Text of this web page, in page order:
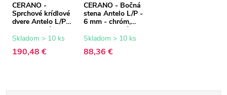
CERANO -
Sprchové krídlové
dvere Antelo L/P -
6 mm - chróm,
transparentné
Skladom > 10 ks
190,48 €
CERANO - Bočná
stena Antelo L/P -
6 mm - chróm,
transparentné
sklo - 40x190 cm
Skladom > 10 ks
88,36 €